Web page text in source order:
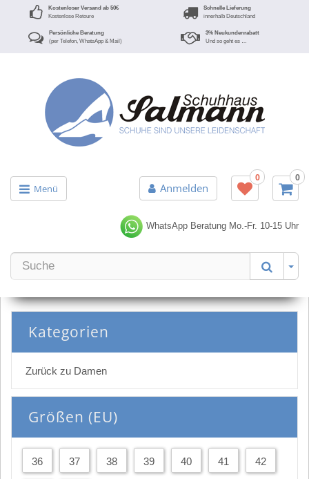
Kostenloser Versand ab 50€
Kostenlose Retoure
Schnelle Lieferung
innerhalb Deutschland
Persönliche Beratung
(per Telefon, WhatsApp & Mail)
3% Neukundenrabatt
Und so geht es …
Menü Anmelden
0 0
WhatsApp Beratung Mo.-Fr. 10-15 Uhr
Kategorien
Zurück zu Damen
Größen (EU)
36 37 38 39 40 41 42